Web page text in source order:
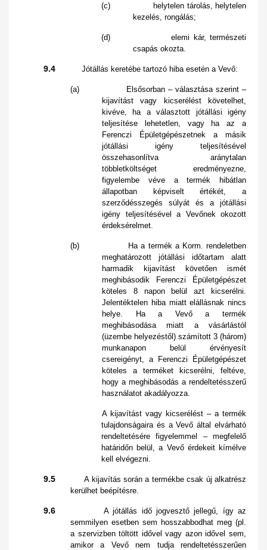
(c) helytelen tárolás, helytelen
kezelés, rongálás;
(d) elemi kár, természeti
csapás okozta.
9.4 Jótállás keretébe tartozó hiba esetén a Vevő:
(a) Elsősorban – választása szerint –
kijavítást vagy kicserélést követelhet,
kivéve, ha a választott jótállási igény
teljesítése lehetetlen, vagy ha az a
Ferenczi Épületgépészetnek a másik
jótállási igény teljesítésével
összehasonlítva aránytalan
többletköltséget eredményezne,
figyelembe véve a termék hibátlan
állapotban képviselt értékét, a
szerződésszegés súlyát és a jótállási
igény teljesítésével a Vevőnek okozott
érdeksérelmet.
(b) Ha a termék a Korm. rendeletben
meghatározott jótállási időtartam alatt
harmadik kijavítást követően ismét
meghibásodik Ferenczi Épületgépészet
köteles 8 napon belül azt kicserélni.
Jelentéktelen hiba miatt elállásnak nincs
helye. Ha a Vevő a termék
meghibásodása miatt a vásárlástól
(üzembe helyezéstől) számított 3 (három)
munkanapon belül érvényesít
csereigényt, a Ferenczi Épületgépészet
köteles a terméket kicserélni, feltéve,
hogy a meghibásodás a rendeltetésszerű
használatot akadályozza.
A kijavítást vagy kicserélést – a termék
tulajdonságaira és a Vevő által elvárható
rendeltetésére figyelemmel – megfelelő
határidőn belül, a Vevő érdekeit kímélve
kell elvégezni.
9.5A kijavítás során a termékbe csak új alkatrész
kerülhet beépítésre.
9.6 A jótállás idő jogvesztő jellegű, így az
semmilyen esetben sem hosszabbodhat meg (pl.
a szervizben töltött idővel vagy azon idővel sem,
amikor a Vevő nem tudja rendeltetésszerűen